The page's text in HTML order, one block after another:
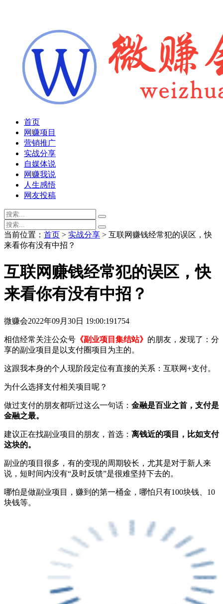
首页
网赚项目
营销推广
实战分享
自媒体说
网赚我说
人生感悟
网友投稿
当前位置： 首页 > 实战分享 > 互联网赚钱经常犯的误区，快
来看你有没有中招？
互联网赚钱经常犯的误区，快
来看你有没有中招？
微赚会2022年09月30日 19:00:191754
相信经常关注公众号 《副业项目集结站》 的朋友，发现了：分
享的副业项目是以支付圈项目为主的。
这跟我本身的个人现阶段定位有直接的关系：互联网+支付。
为什么选择支付相关项目呢？
做过支付的朋友都听过这么一句话： 金融是百业之首，支付是
金融之最。
建议正在找副业项目的朋友，首选： 离钱近的项目，比如支付
这块的。
副业的项目很多，有的变现的周期较长，尤其是对于新人来
说，短时间内没有“及时反馈”是很难坚持下去的。
哪怕是做副业项目，赚到的第一桶金，哪怕只有100块钱、10
块钱等。